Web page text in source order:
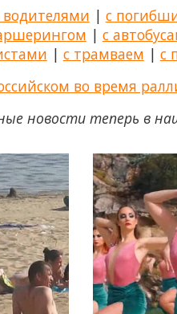
| с
| с
| с трамваем | с
во время
новости теперь в